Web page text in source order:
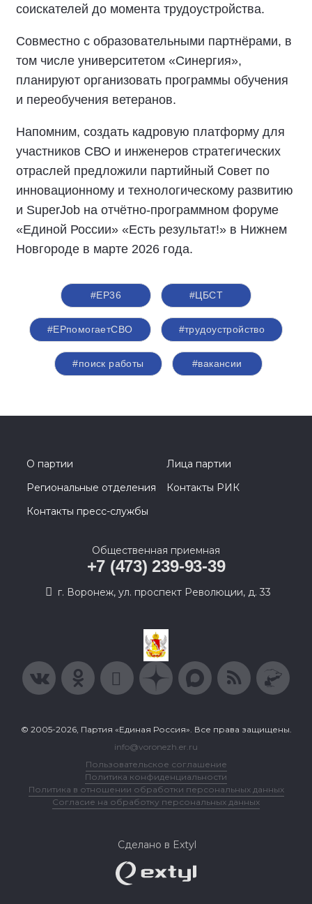
соискателей до момента трудоустройства.
Совместно с образовательными партнёрами, в
том числе университетом «Синергия»,
планируют организовать программы обучения
и переобучения ветеранов.
Напомним, создать кадровую платформу для
участников СВО и инженеров стратегических
отраслей предложили партийный Совет по
инновационному и технологическому развитию
и SuperJob на отчётно-программном форуме
«Единой России» «Есть результат!» в Нижнем
Новгороде в марте 2026 года.
#ЕР36 #ЦБСТ
#ЕРпомогаетСВО #трудоустройство
#поиск работы #вакансии
О партии
Лица партии
Региональные отделения
Контакты РИК
Контакты пресс-службы
Общественная приемная
+7 (473) 239-93-39
г. Воронеж, ул. проспект Революции, д. 33
© 2005-2026, Партия «Единая Россия». Все права защищены.
info@voronezh.er.ru
Пользовательское соглашение
Политика конфиденциальности
Политика в отношении обработки персональных данных
Согласие на обработку персональных данных
Сделано в Extyl